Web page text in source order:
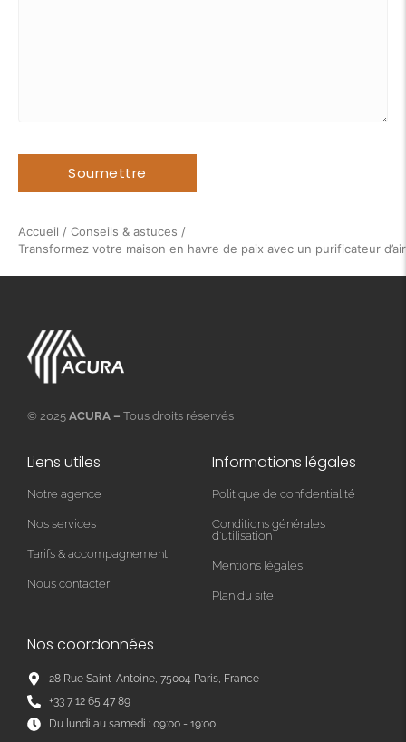
Accueil / Conseils & astuces /
Transformez votre maison en havre de paix avec un purificateur d’air
© 2025 ACURA – Tous droits réservés
Liens utiles
Notre agence
Nos services
Tarifs & accompagnement
Nous contacter
Informations légales
Politique de confidentialité
Conditions générales
d'utilisation
Mentions légales
Plan du site
Nos coordonnées
28 Rue Saint-Antoine, 75004 Paris, France
+33 7 12 65 47 89
Du lundi au samedi : 09:00 - 19:00